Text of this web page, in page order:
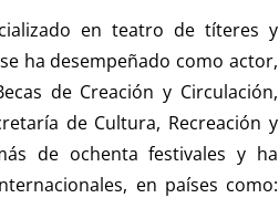
en teatro de títeres y
ha desempeñado como actor,
de Creación y Circulación,
de Cultura, Recreación y
de ochenta festivales y ha
en países como: